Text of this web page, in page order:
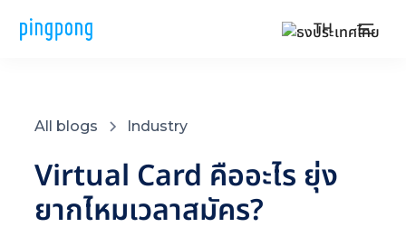
TH
All blogs Industry
Virtual Card คืออะไร ยุ่ง
ยากไหมเวลาสมัคร?